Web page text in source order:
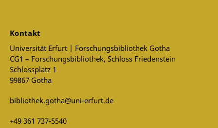
Kontakt
Universität Erfurt | Forschungsbibliothek Gotha
CG1 – Forschungsbibliothek, Schloss Friedenstein
Schlossplatz 1
99867 Gotha
bibliothek.gotha@uni-erfurt.de
+49 361 737-5540